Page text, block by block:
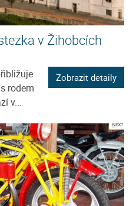
v Žihobcích
rodem
v...
Zobrazit detaily